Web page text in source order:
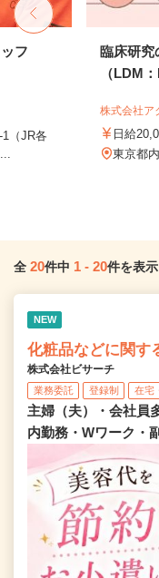
フ
（JR各
臨床研究
（LDM
株式会社ア
日給
東京都
全 20件中 1 - 20件を表示
NEW
化粧品などに関す
株式会社ビサーチ
業務委託 登録制 在宅
主婦（夫）・会社員
内勤務・Wワーク・